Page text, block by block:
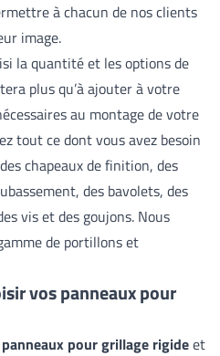
à chacun de nos clients
image.
la quantité et les options de
plus qu’à ajouter à votre
au montage de votre
tout ce dont vous avez besoin
chapeaux de finition, des
des bavolets, des
vis et des goujons. Nous
de portillons et
vos panneaux pour
panneaux pour grillage rigideet